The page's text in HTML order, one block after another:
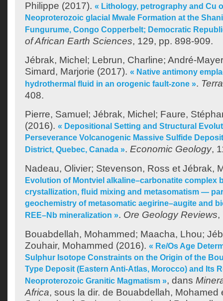
Philippe (2017). « Lithology, petrography and Cu
Neoproterozoic glacial Mwale Formation at the
Fungurume, Congo Copperbelt; Democratic
of African Earth Sciences, 129, pp. 898-909.
Jébrak, Michel ; Lebrun, Charline; André-
Simard, Marjorie (2017). « Native antimony
hydrothermal fluid in an orogenic fault-zone ».
408.
Pierre, Samuel ; Jébrak, Michel ; Faure,
(2016). « Depositional Setting and Structural
Perseverance Volcanogenic Massive Sulfide
District, Quebec, Canada ». Economic Geology,
Nadeau, Olivier; Stevenson, Ross et Jébrak,
Evolution of Montviel alkaline–carbonatite complex
crystallization, ﬂuid mixing and metasomatism —
geochemistry of metasomatic aegirine–augite and
REE–Nb mineralization ». Ore Geology Reviews,
Bouabdellah, Mohammed; Maacha, Lhou;
Zouhair, Mohammed (2016). « Re/Os Age
Sulphur Isotope Constraints on the Origin of the
Type Deposit (Eastern Anti-Atlas, Morocco) and Its
Neoproterozoic Granitic Magmatism », dans
Africa, sous la dir. de Bouabdellah, Mohamed